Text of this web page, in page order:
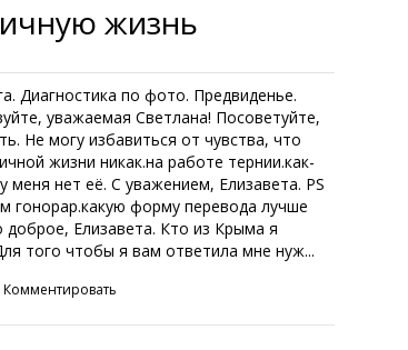
жизнь
Диагностика по фото. Предвиденье.
уважаемая Светлана! Посоветуйте,
Не могу избавиться от чувства, что
жизни никак.на работе тернии.как-
меня нет её. С уважением, Елизавета. PS
гонорар.какую форму перевода лучше
доброе, Елизавета. Кто из Крыма я
того чтобы я вам ответила мне нуж...
Комментировать